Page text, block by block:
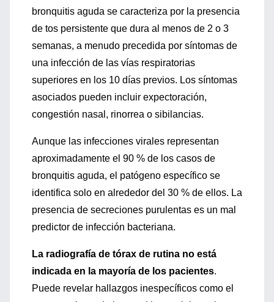
bronquitis aguda se caracteriza por la presencia
de tos persistente que dura al menos de 2 o 3
semanas, a menudo precedida por síntomas de
una infección de las vías respiratorias
superiores en los 10 días previos. Los síntomas
asociados pueden incluir expectoración,
congestión nasal, rinorrea o sibilancias.
Aunque las infecciones virales representan
aproximadamente el 90 % de los casos de
bronquitis aguda, el patógeno específico se
identifica solo en alrededor del 30 % de ellos. La
presencia de secreciones purulentas es un mal
predictor de infección bacteriana.
La radiografía de tórax de rutina no está
indicada en la mayoría de los pacientes.
Puede revelar hallazgos inespecíficos como el